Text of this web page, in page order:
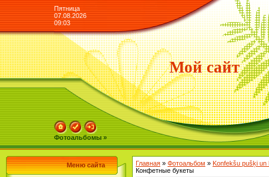
Пятница
07.08.2026
09:03
Мой сайт
Фотоальбомы »
Меню сайта Главная » Фотоальбом » Konfekšu pušķi
Конфетные букеты